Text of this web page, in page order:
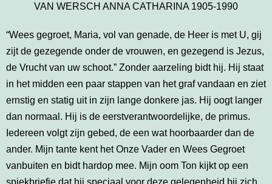
VAN WERSCH ANNA CATHARINA 1905-1990
“Wees gegroet, Maria, vol van genade, de Heer is met U, gij
zijt de gezegende onder de vrouwen, en gezegend is Jezus,
de Vrucht van uw schoot.” Zonder aarzeling bidt hij. Hij staat
in het midden een paar stappen van het graf vandaan en ziet
ernstig en statig uit in zijn lange donkere jas. Hij oogt langer
dan normaal. Hij is de eerstverantwoordelijke, de primus.
Iedereen volgt zijn gebed, de een wat hoorbaarder dan de
ander. Mijn tante kent het Onze Vader en Wees Gegroet
vanbuiten en bidt hardop mee. Mijn oom Ton kijkt op een
spiekbriefje dat hij speciaal voor deze gelegenheid bij zich